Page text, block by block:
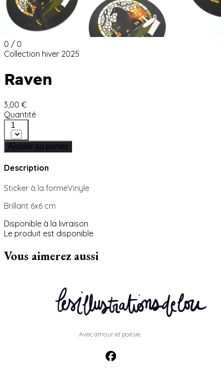
0 / 0
Collection hiver 2025
Raven
3,00 €
Quantité
1
Ajouter au panier
Description
Sticker à la formeVinyle
Brillant 6x6 cm
Disponible à la livraison
Le produit est disponible
Vous aimerez aussi
Avec amour et poésie.